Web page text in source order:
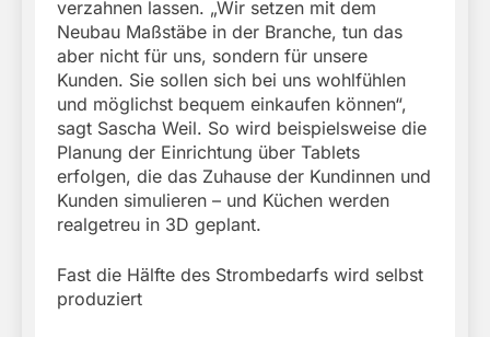
verzahnen lassen. „Wir setzen mit dem
Neubau Maßstäbe in der Branche, tun das
aber nicht für uns, sondern für unsere
Kunden. Sie sollen sich bei uns wohlfühlen
und möglichst bequem einkaufen können“,
sagt Sascha Weil. So wird beispielsweise die
Planung der Einrichtung über Tablets
erfolgen, die das Zuhause der Kundinnen und
Kunden simulieren – und Küchen werden
realgetreu in 3D geplant.
Fast die Hälfte des Strombedarfs wird selbst
produziert